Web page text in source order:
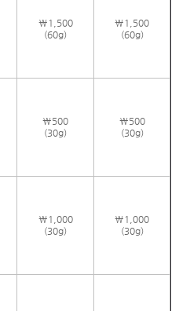
\1,500
(60g)
\1,500
(60g)
\500
(30g)
\500
(30g)
\1,000
(30g)
\1,000
(30g)